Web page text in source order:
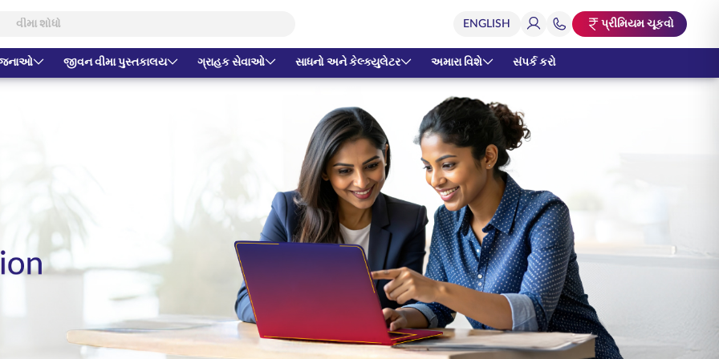
પ્રીમિયમ ચૂકવો
જીવન વીમા પુસ્તકાલય ગ્રાહક સેવાઓ સાધનો અને કેલ્ક્યુલેટર અમારા વિશે સંપર્ક કરો